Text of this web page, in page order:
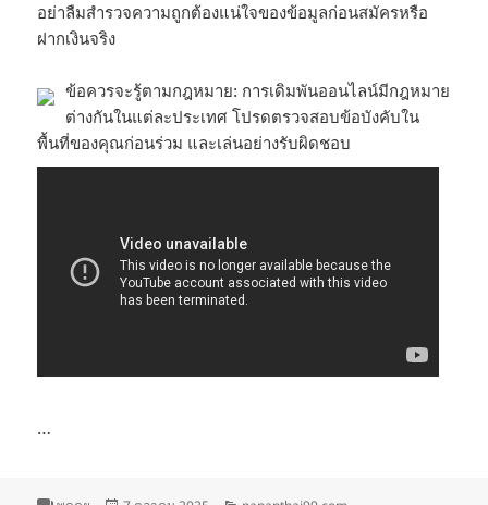
อย่าลืมสำรวจความถูกต้องแน่ใจของข้อมูลก่อนสมัครหรือ
ฝากเงินจริง
ข้อควรจะรู้ตามกฎหมาย: การเดิมพันออนไลน์มีกฎหมาย
ต่างกันในแต่ละประเทศ โปรดตรวจสอบข้อบังคับใน
พื้นที่ของคุณก่อนร่วม และเล่นอย่างรับผิดชอบ
…